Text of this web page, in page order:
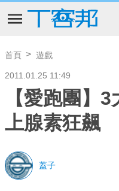
首頁 遊戲
2011.01.25 11:49
【愛跑團】
上腺素狂飆
蓋子